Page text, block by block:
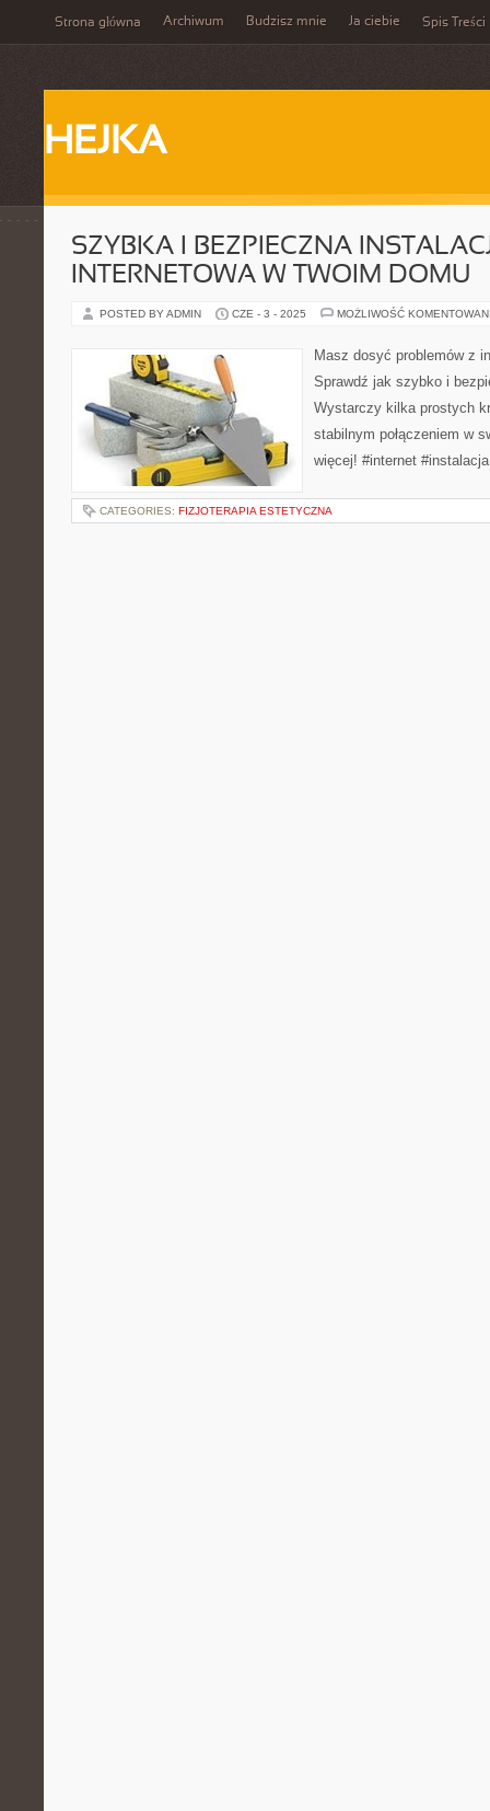
Strona główna Archiwum Budzisz mnie Ja ciebie Spis Treści
HEJKA
SZYBKA I BEZPIECZNA
INTERNETOWA W TWOIM DOMU
POSTED BY ADMIN CZE - 3 - 2025 MOŻLIWOŚĆ
Masz dosyć problemów z
Sprawdź jak szybko i
Wystarczy kilka prostych
stabilnym połączeniem w
więcej! #internet
CATEGORIES: FIZJOTERAPIA ESTETYCZNA